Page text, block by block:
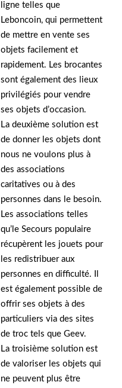
ligne telles que
Leboncoin, qui permettent
de mettre en vente ses
objets facilement et
rapidement. Les brocantes
sont également des lieux
privilégiés pour vendre
ses objets d’occasion.
La deuxième solution est
de donner les objets dont
nous ne voulons plus à
des associations
caritatives ou à des
personnes dans le besoin.
Les associations telles
qu’le Secours populaire
récupèrent les jouets pour
les redistribuer aux
personnes en difficulté. Il
est également possible de
offrir ses objets à des
particuliers via des sites
de troc tels que Geev.
La troisième solution est
de valoriser les objets qui
ne peuvent plus être